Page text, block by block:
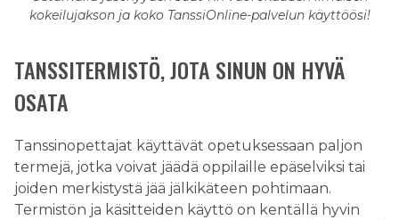
kokeilujakson ja koko TanssiOnline-palvelun käyttöösi!
TANSSITERMISTÖ, JOTA SINUN ON HYVÄ
OSATA
Tanssinopettajat käyttävät opetuksessaan paljon
termejä, jotka voivat jäädä oppilaille epäselviksi tai
joiden merkistystä jää jälkikäteen pohtimaan.
Termistön ja käsitteiden käyttö on kentällä hyvin